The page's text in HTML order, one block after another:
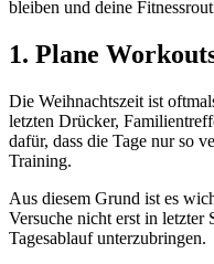
bleiben und deine
1. Plane
Die Weihnachtszeit ist
letzten Drücker,
dafür, dass die Tage nur so
Training.
Aus diesem Grund ist es
Versuche nicht erst in letzter
Tagesablauf unterzubringen.